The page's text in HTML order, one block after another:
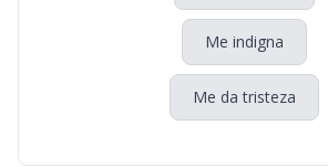
Me indigna
Me da tristeza